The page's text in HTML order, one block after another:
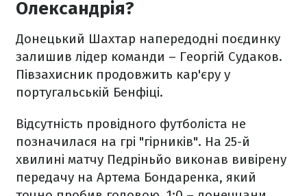
Олександрія?
Донецький Шахтар напередодні поєдинку
залишив лідер команди – Георгій Судаков.
Півзахисник продовжить кар'єру у
португальській Бенфіці.
Відсутність провідного футболіста не
позначилася на грі "гірників". На 25-й
хвилині матчу Педріньйо виконав вивірену
передачу на Артема Бондаренка, який